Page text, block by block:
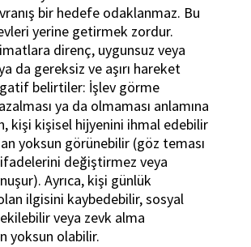
bir hedefe odaklanmaz. Bu
yerine getirmek zordur.
direnç, uygunsuz veya
da gereksiz ve aşırı hareket
belirtiler: İşlev görme
ya da olmaması anlamına
kişi kişisel hijyenini ihmal edebilir
yoksun görünebilir (göz teması
değiştirmez veya
Ayrıca, kişi günlük
ilgisini kaybedebilir, sosyal
veya zevk alma
yoksun olabilir.